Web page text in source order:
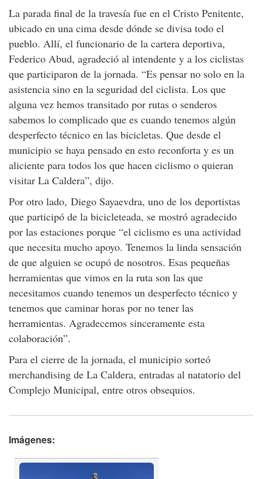
La parada final de la travesía fue en el Cristo Penitente,
ubicado en una cima desde dónde se divisa todo el
pueblo. Allí, el funcionario de la cartera deportiva,
Federico Abud, agradeció al intendente y a los ciclistas
que participaron de la jornada. “Es pensar no solo en la
asistencia sino en la seguridad del ciclista. Los que
alguna vez hemos transitado por rutas o senderos
sabemos lo complicado que es cuando tenemos algún
desperfecto técnico en las bicicletas. Que desde el
municipio se haya pensado en esto reconforta y es un
aliciente para todos los que hacen ciclismo o quieran
visitar La Caldera”, dijo.
Por otro lado, Diego Sayaevdra, uno de los deportistas
que participó de la bicicleteada, se mostró agradecido
por las estaciones porque “el ciclismo es una actividad
que necesita mucho apoyo. Tenemos la linda sensación
de que alguien se ocupó de nosotros. Esas pequeñas
herramientas que vimos en la ruta son las que
necesitamos cuando tenemos un desperfecto técnico y
tenemos que caminar horas por no tener las
herramientas. Agradecemos sinceramente esta
colaboración”.
Para el cierre de la jornada, el municipio sorteó
merchandising de La Caldera, entradas al natatorio del
Complejo Municipal, entre otros obsequios.
Imágenes: